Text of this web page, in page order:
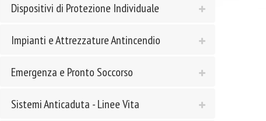
Dispositivi di Protezione Individuale
Impianti e Attrezzature Antincendio
Emergenza e Pronto Soccorso
Sistemi Anticaduta - Linee Vita